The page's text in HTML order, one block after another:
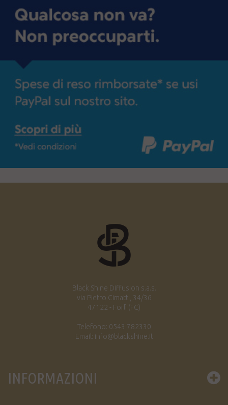
Black Shine Diffusion s.a.s.
via Pietro Cimatti, 34/36
47122 - Forlì (FC)
Telefono: 0543 782330
Email: info@blackshine.it
INFORMAZIONI